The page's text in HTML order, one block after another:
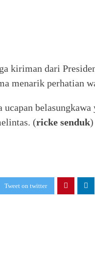
kiriman dari
menarik perhatian
ucapan
(ricke senduk)
Tweet on twitter